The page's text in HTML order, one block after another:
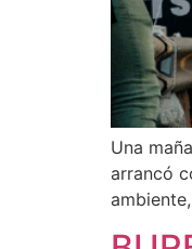
Una
arrancó